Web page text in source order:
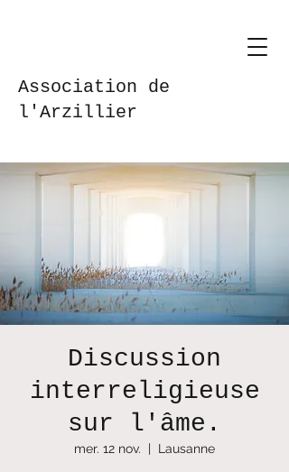
Association de
l'Arzillier
Discussion
interreligieuse
sur l'âme.
mer. 12 nov.
  |
Lausanne